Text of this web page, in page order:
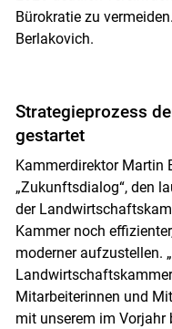
Bürokratie zu
Berlakovich.
Strategieprozess
gestartet
Kammerdirektor Martin
„Zukunftsdialog“, den
der
Kammer noch
moderner aufzustellen.
Mitarbeiterinnen und
mit unserem im Vorjahr